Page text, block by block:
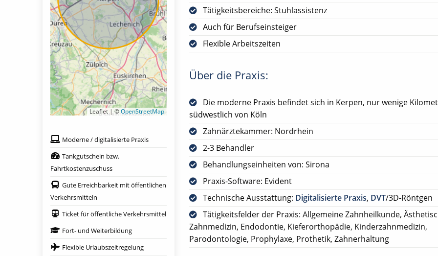
Tätigkeitsbereiche: Stuhlassistenz
Auch für Berufseinsteiger
Flexible Arbeitszeiten
Über die Praxis:
Die moderne Praxis befindet sich in Kerpen, nur wenige
südwestlich von Köln
Zahnärztekammer: Nordrhein
2-3 Behandler
Behandlungseinheiten von: Sirona
Praxis-Software: Evident
Technische Ausstattung: Digitalisierte Praxis, DVT/3D-Röntgen
Tätigkeitsfelder der Praxis: Allgemeine Zahnheilkunde,
Zahnmedizin, Endodontie, Kieferorthopädie, Kinderzahnmedizin,
Parodontologie, Prophylaxe, Prothetik, Zahnerhaltung
Leaflet | ©OpenStreetMap
Moderne / digitalisierte Praxis
Tankgutschein bzw.
Fahrtkostenzuschuss
Gute Erreichbarkeit mit öffentlichen
Verkehrsmitteln
Ticket für öffentliche Verkehrsmittel
Fort- und Weiterbildung
Flexible Urlaubszeitregelung